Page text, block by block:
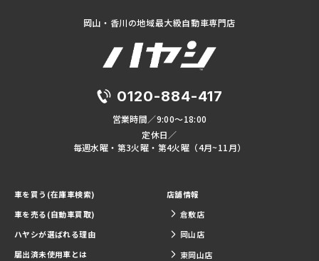
岡山・香川の地域最大級自動車専門店
0120-884-417
営業時間／9:00～18:00
定休日／
毎週水曜・第3火曜・第4火曜（4月~11月）
車を買う(在庫車検索)
車を売る(自動車買取)
ハヤシが選ばれる理由
届出済未使用車とは
店舗情報
倉敷店
岡山店
東岡山店